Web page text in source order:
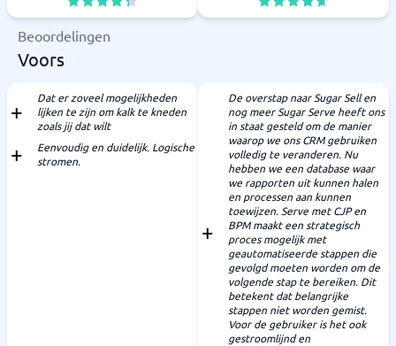
Beoordelingen
Voors
Dat er zoveel mogelijkheden
lijken te zijn om kalk te kneden
zoals jij dat wilt
Eenvoudig en duidelijk. Logische
stromen.
De overstap naar Sugar Sell en
nog meer Sugar Serve heeft ons
in staat gesteld om de manier
waarop we ons CRM gebruiken
volledig te veranderen. Nu
hebben we een database waar
we rapporten uit kunnen halen
en processen aan kunnen
toewijzen. Serve met CJP en
BPM maakt een strategisch
proces mogelijk met
geautomatiseerde stappen die
gevolgd moeten worden om de
volgende stap te bereiken. Dit
betekent dat belangrijke
stappen niet worden gemist.
Voor de gebruiker is het ook
gestroomlijnd en